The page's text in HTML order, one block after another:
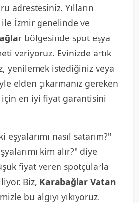
adrestesiniz. Yılların
İzmir genelinde ve
bölgesinde spot eşya
veriyoruz. Evinizde artık
yenilemek istediğiniz veya
elden çıkarmanız gereken
için en iyi fiyat garantisini
eşyalarımı nasıl satarım?"
kim alır?" diye
fiyat veren spotçularla
Biz, Karabağlar Vatan
bu algıyı yıkıyoruz.